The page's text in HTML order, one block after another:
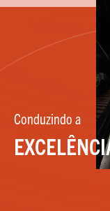
Conduzindo a